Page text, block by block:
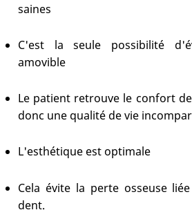
saines
C'est la seule possibilité
amovible
Le patient retrouve le confort
donc une qualité de vie
L'esthétique est optimale
Cela évite la perte osseuse
dent.